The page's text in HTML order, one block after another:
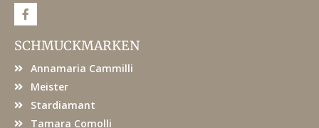
F
a
e
b
o
SCHMUCKMARKEN
Annamaria Cammilli
Meister
Stardiamant
Tamara Comolli